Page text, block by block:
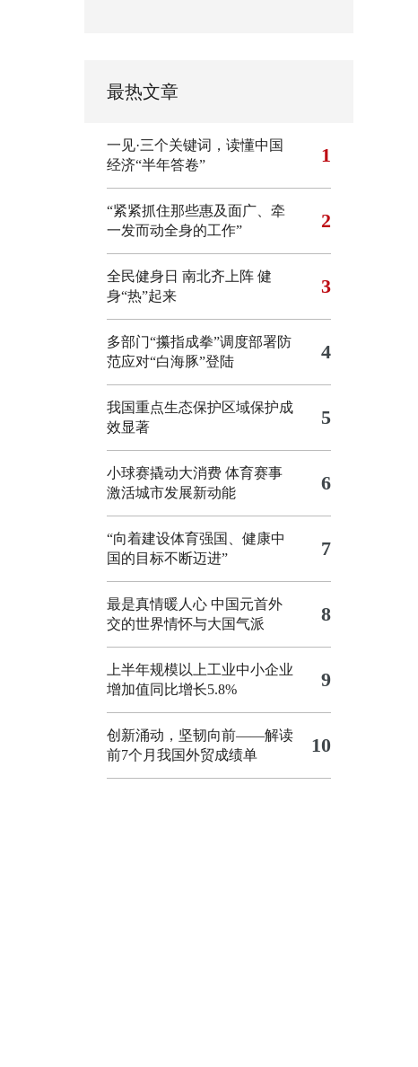
最热文章
一见·三个关键词，读懂中国
经济“半年答卷”
1
“紧紧抓住那些惠及面广、牵
一发而动全身的工作”
2
全民健身日 南北齐上阵 健
身“热”起来
3
多部门“攥指成拳”调度部署防
范应对“白海豚”登陆
4
我国重点生态保护区域保护成
效显著
5
小球赛撬动大消费 体育赛事
激活城市发展新动能
6
“向着建设体育强国、健康中
国的目标不断迈进”
7
最是真情暖人心 中国元首外
交的世界情怀与大国气派
8
上半年规模以上工业中小企业
增加值同比增长5.8%
9
创新涌动，坚韧向前——解读
前7个月我国外贸成绩单
10